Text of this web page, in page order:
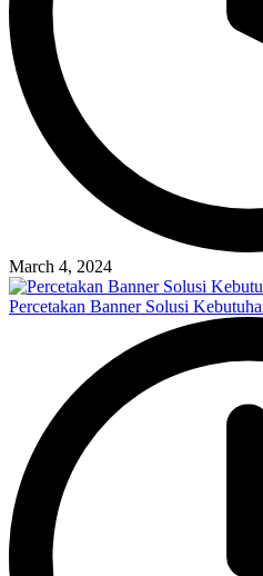
March 4, 2024
Percetakan Banner Solusi